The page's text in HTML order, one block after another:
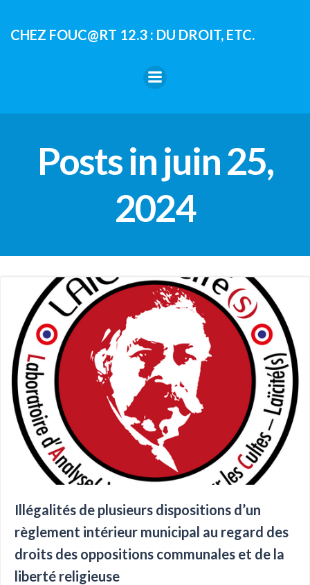
contenu
CHEZ FOUC@RT 12.3 : DU DROIT, ETC.
Posts in juin 25,
2024
Illégalités de plusieurs dispositions d’un
règlement intérieur municipal au regard des
droits des oppositions communales et de la
liberté religieuse